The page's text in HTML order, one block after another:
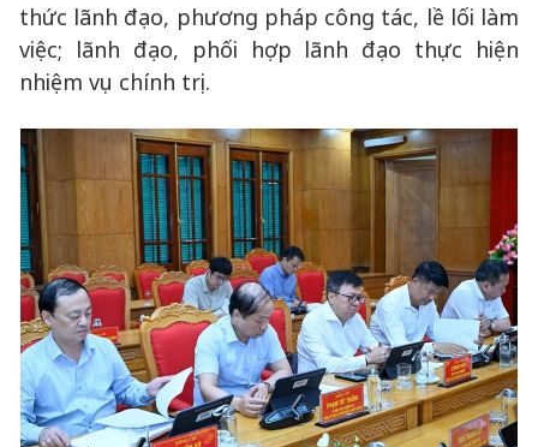
thức lãnh đạo, phương pháp công tác, lề lối làm
việc; lãnh đạo, phối hợp lãnh đạo thực hiện
nhiệm vụ chính trị.